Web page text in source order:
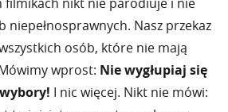
niepełnosprawnych. Nasz przekaz
osób, które nie mają
wprost: Nie wygłupiaj się
I nic więcej. Nikt nie mówi: